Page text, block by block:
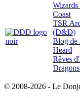
Wizards
Coast
TSR
(D&D)
Blog de
Heard
Rêves
© 2008-2026 - Le